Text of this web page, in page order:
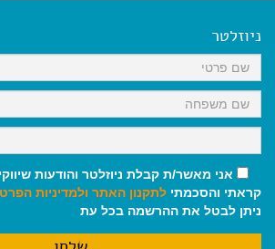
p
m
ניוזלטר
אני מאשר/ת קבלת ניוזלטר והודעות
קראתי והסכמתי לתקנון האתר ולמדיניות
ניתן לבטל את ההרשמה בכל עת